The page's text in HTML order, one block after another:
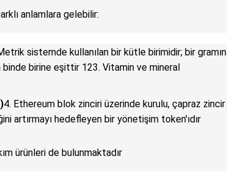
anlamlara gelebilir:
sistemde kullanılan bir kütle birimidir; bir gramın
birine eşittir 123. Vitamin ve mineral
4. Ethereum blok zinciri üzerinde kurulu, çapraz zincir
artırmayı hedefleyen bir yönetişim token'ıdır
ürünleri de bulunmaktadır